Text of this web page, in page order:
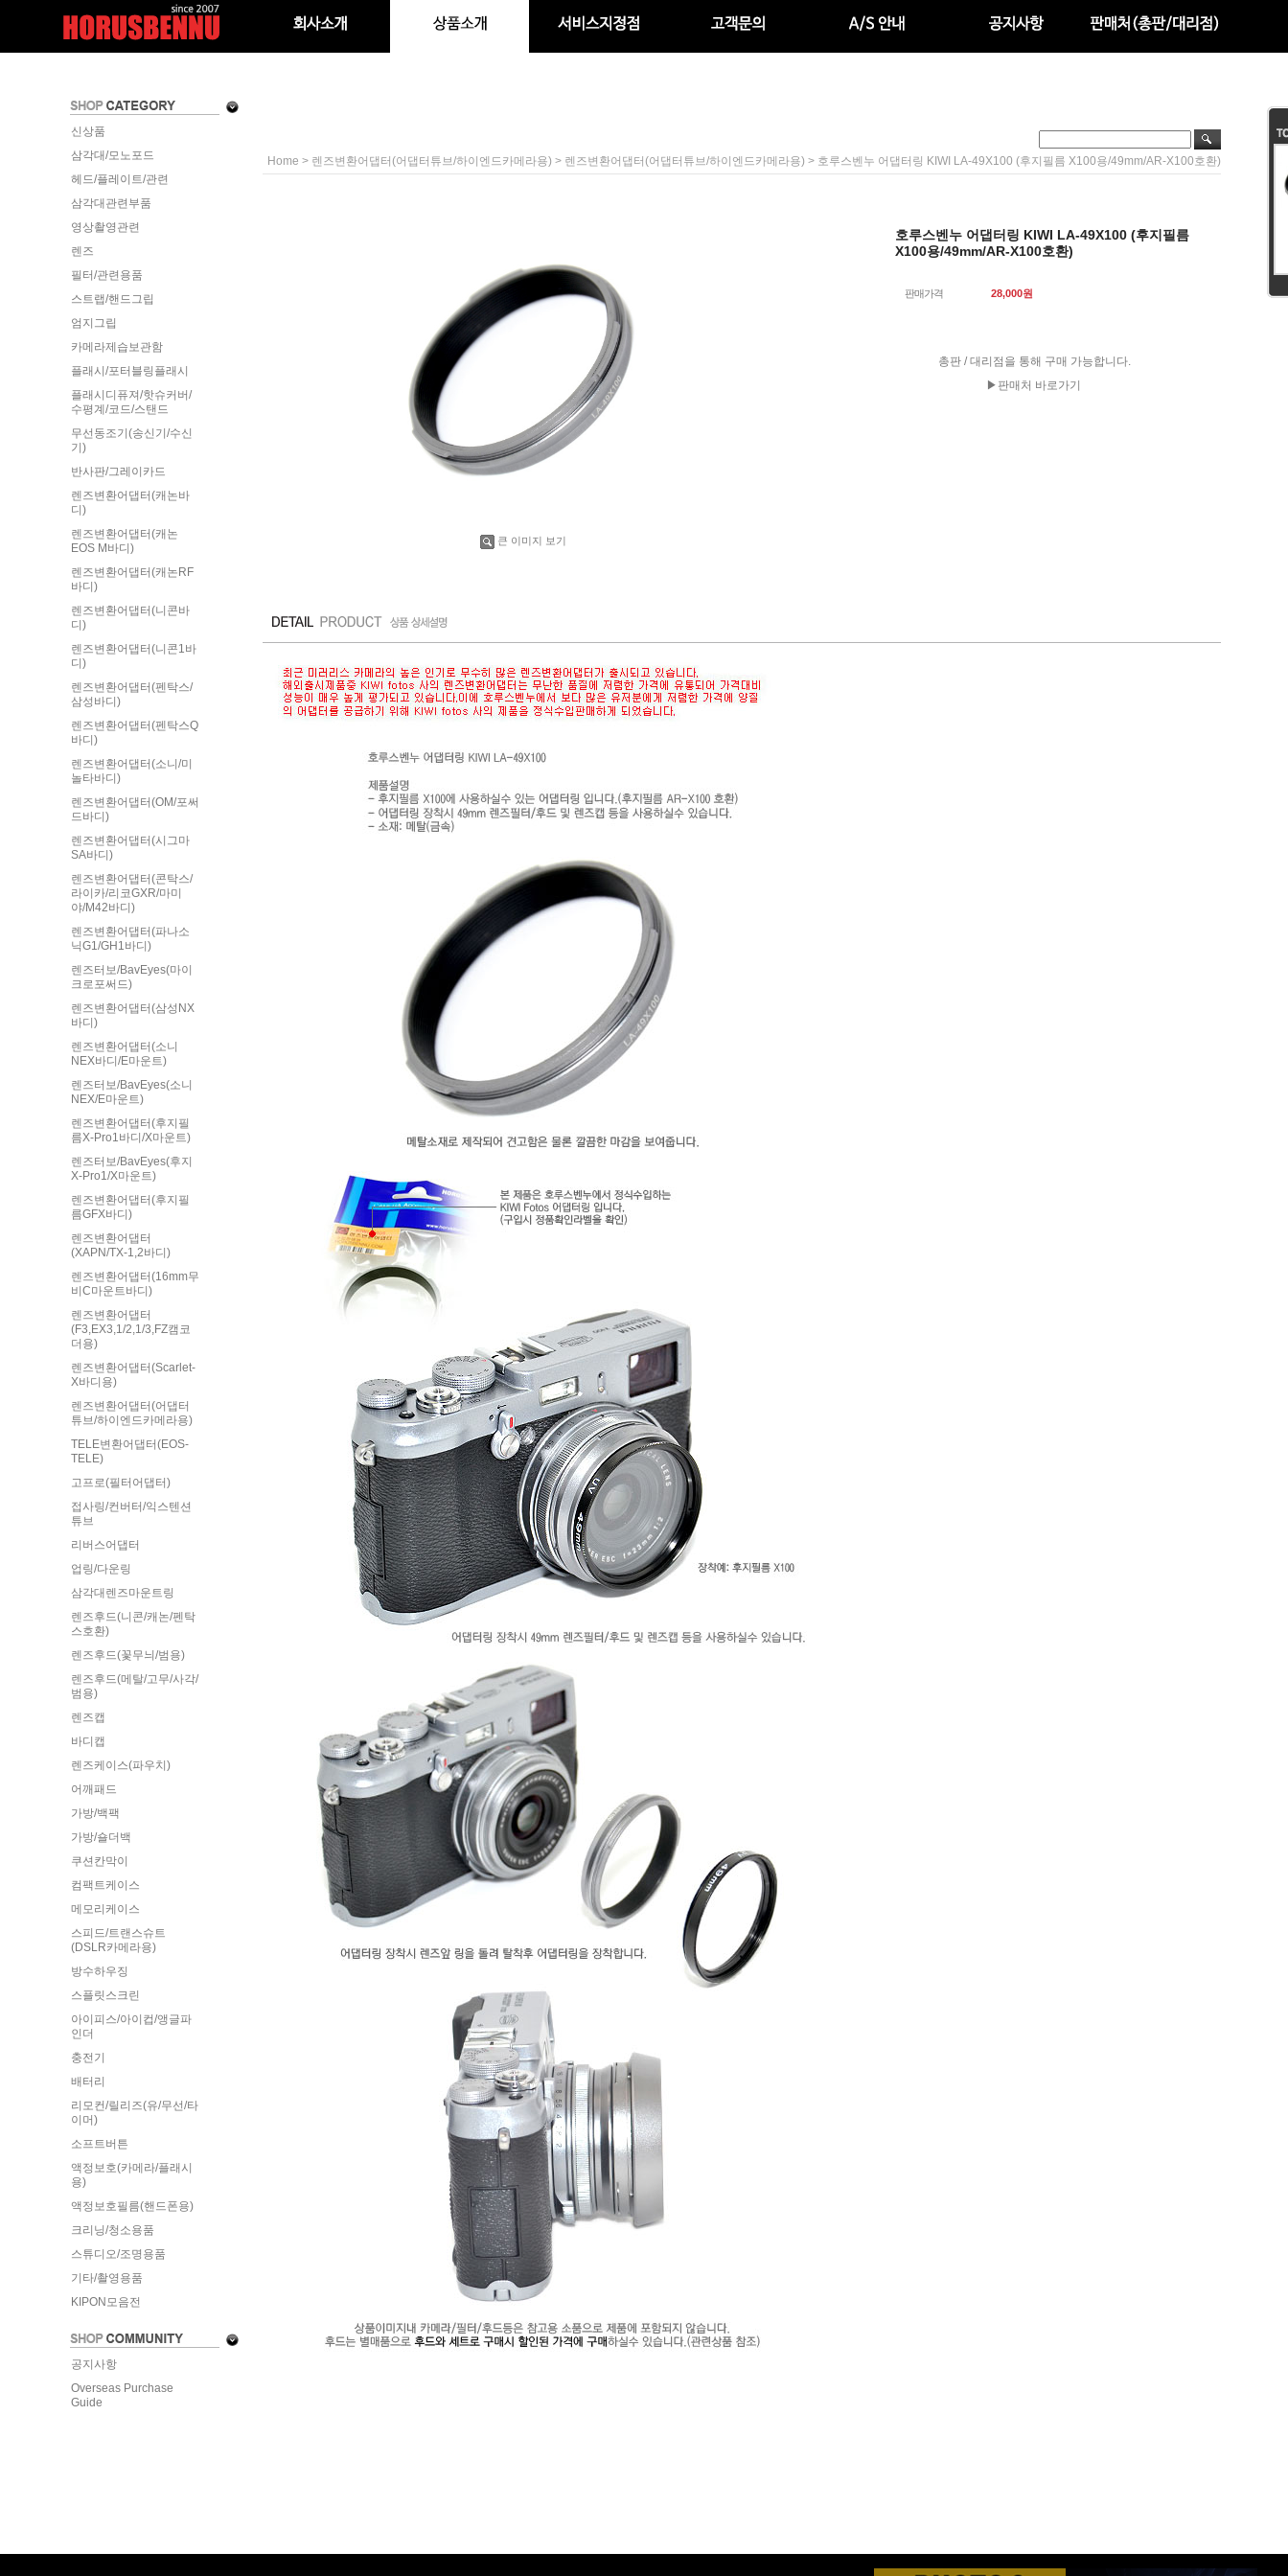
신상품
삼각대/모노포드
헤드/플레이트/관련
삼각대관련부품
영상촬영관련
렌즈
필터/관련용품
스트랩/핸드그립
엄지그립
카메라제습보관함
플래시/포터블링플래시
플래시디퓨져/핫슈커버/
수평계/코드/스탠드
무선동조기(송신기/수신
기)
반사판/그레이카드
렌즈변환어댑터(캐논바
디)
렌즈변환어댑터(캐논
EOS M바디)
렌즈변환어댑터(캐논RF
바디)
렌즈변환어댑터(니콘바
디)
렌즈변환어댑터(니콘1바
디)
렌즈변환어댑터(펜탁스/
삼성바디)
렌즈변환어댑터(펜탁스Q
바디)
렌즈변환어댑터(소니/미
놀타바디)
렌즈변환어댑터(OM/포써
드바디)
렌즈변환어댑터(시그마
SA바디)
렌즈변환어댑터(콘탁스/
라이카/리코GXR/마미
야/M42바디)
렌즈변환어댑터(파나소
닉G1/GH1바디)
렌즈터보/BavEyes(마이
크로포써드)
렌즈변환어댑터(삼성NX
바디)
렌즈변환어댑터(소니
NEX바디/E마운트)
렌즈터보/BavEyes(소니
NEX/E마운트)
렌즈변환어댑터(후지필
름X-Pro1바디/X마운트)
렌즈터보/BavEyes(후지
X-Pro1/X마운트)
렌즈변환어댑터(후지필
름GFX바디)
렌즈변환어댑터
(XAPN/TX-1,2바디)
렌즈변환어댑터(16mm무
비C마운트바디)
렌즈변환어댑터
(F3,EX3,1/2,1/3,FZ캠코
더용)
렌즈변환어댑터(Scarlet-
X바디용)
렌즈변환어댑터(어댑터
튜브/하이엔드카메라용)
TELE변환어댑터(EOS-
TELE)
고프로(필터어댑터)
접사링/컨버터/익스텐션
튜브
리버스어댑터
업링/다운링
삼각대렌즈마운트링
렌즈후드(니콘/캐논/펜탁
스호환)
렌즈후드(꽃무늬/범용)
렌즈후드(메탈/고무/사각/
범용)
렌즈캡
바디캡
렌즈케이스(파우치)
어깨패드
가방/백팩
가방/숄더백
쿠션칸막이
컴팩트케이스
메모리케이스
스피드/트랜스슈트
(DSLR카메라용)
방수하우징
스플릿스크린
아이피스/아이컵/앵글파
인더
충전기
배터리
리모컨/릴리즈(유/무선/타
이머)
소프트버튼
액정보호(카메라/플래시
용)
액정보호필름(핸드폰용)
크리닝/청소용품
스튜디오/조명용품
기타/촬영용품
KIPON모음전
공지사항
Overseas Purchase
Guide
Home > 렌즈변환어댑터(어댑터튜브/하이엔드카메라용) > 렌즈변환어댑터(어댑터튜브/하이엔드카메라용) > 호루스벤누 어댑터링 KIWI LA-49X100 (후지필름 X100용/49mm/AR-X100호환)
큰 이미지 보기
호루스벤누 어댑터링 KIWI LA-49X100 (후지필름
X100용/49mm/AR-X100호환)
판매가격 28,000원
총판 / 대리점을 통해 구매 가능합니다.
▶판매처 바로가기